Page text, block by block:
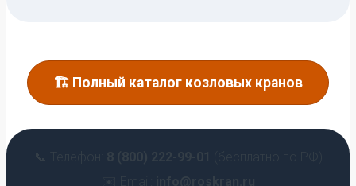
🏗️ Полный каталог козловых кранов